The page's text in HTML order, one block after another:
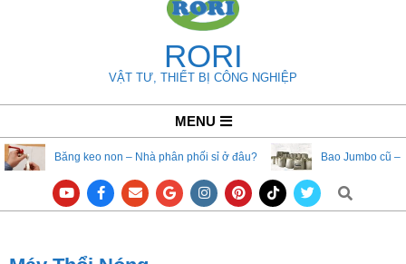
RORI
VẬT TƯ, THIẾT BỊ CÔNG NGHIỆP
Navigation
Menu
MENU
Băng keo non – Nhà phân phối sỉ ở đâu? Bao Jumbo cũ –
Search